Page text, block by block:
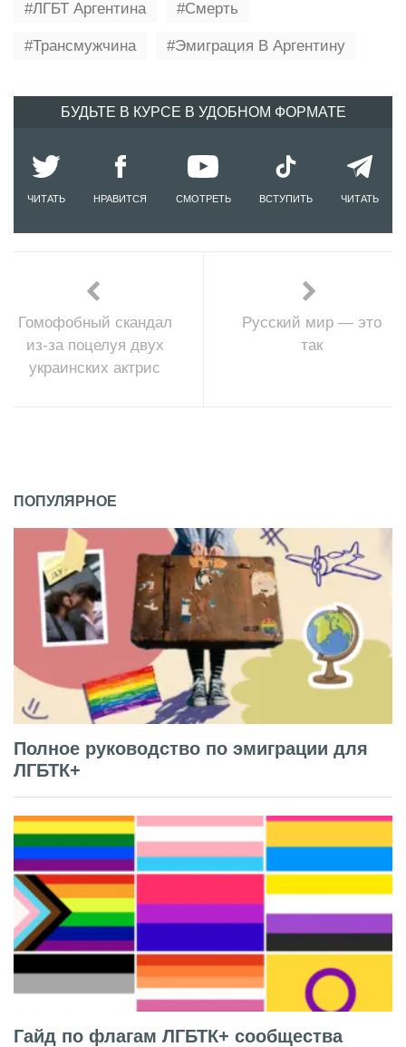
ЛГБТ Аргентина Смерть
Трансмужчина Эмиграция В Аргентину
БУДЬТЕ В КУРСЕ В УДОБНОМ ФОРМАТЕ
ЧИТАТЬ НРАВИТСЯ СМОТРЕТЬ ВСТУПИТЬ ЧИТАТЬ
Гомофобный скандал
из-за поцелуя двух
украинских актрис
Русский мир — это
так
ПОПУЛЯРНОЕ
Полное руководство по эмиграции для
ЛГБТК+
Гайд по флагам ЛГБТК+ сообщества